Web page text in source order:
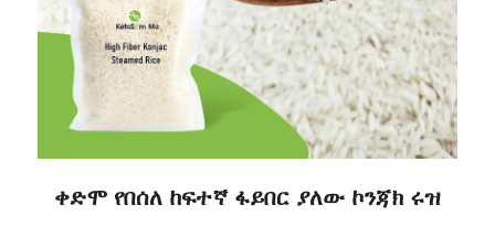
ቀድሞ የበሰለ ከፍተኛ ፋይበር ያለው ኮንጃክ ሩዝ